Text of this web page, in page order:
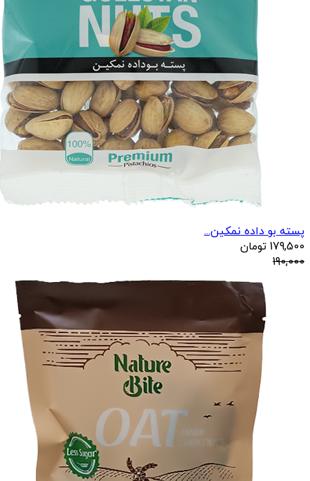
پسته بو داده نمکین...
179,500 تومان
190,000